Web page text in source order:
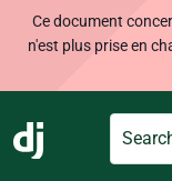
Ce document
n'est plus prise en
Search